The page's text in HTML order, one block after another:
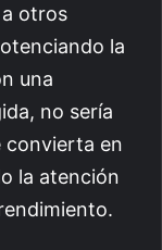
otros
la
una
no sería
convierta en
la atención